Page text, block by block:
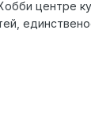
центре